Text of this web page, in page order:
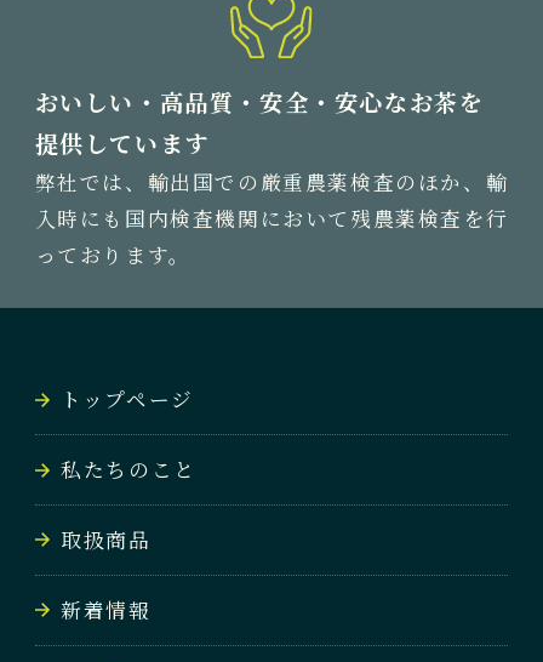
おいしい・高品質・安全・安心なお茶を
提供しています
弊社では、輸出国での厳重農薬検査のほか、輸
入時にも国内検査機関において残農薬検査を行
っております。
トップページ
私たちのこと
取扱商品
新着情報